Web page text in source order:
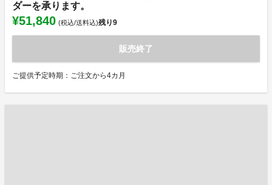
ダーを承ります。
¥51,840 (税込/送料込)残り9
販売終了
ご提供予定時期：ご注文から4カ月